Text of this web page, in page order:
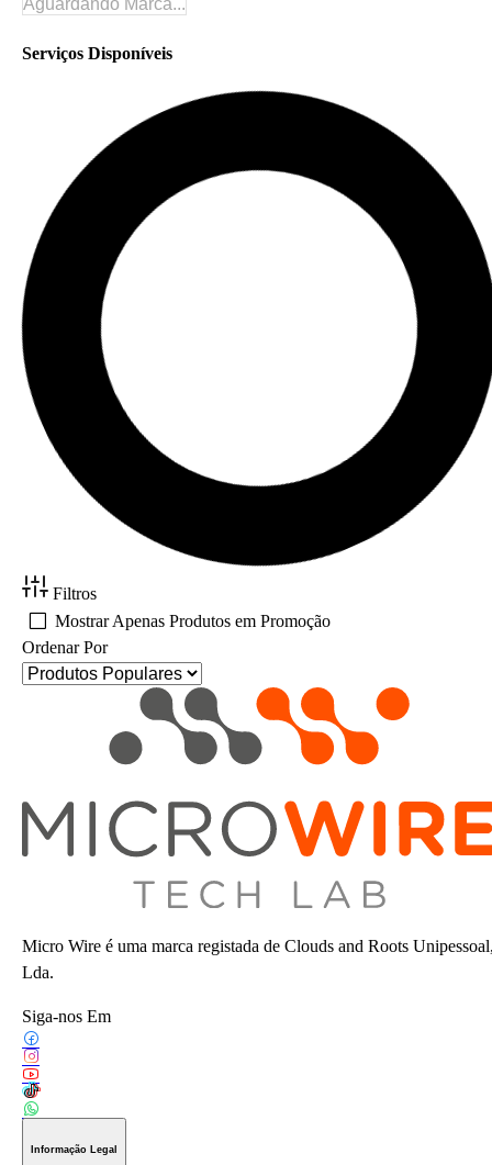
Serviços Disponíveis
Filtros
Mostrar Apenas Produtos em Promoção
Ordenar Por
Micro Wire é uma marca registada de Clouds and Roots
Lda.
Siga-nos Em
Informação Legal